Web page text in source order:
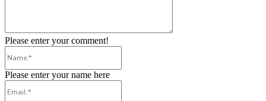
Please enter your comment!
Please enter your name here